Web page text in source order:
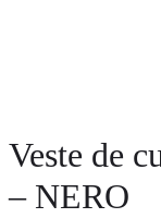
Veste de
– NERO